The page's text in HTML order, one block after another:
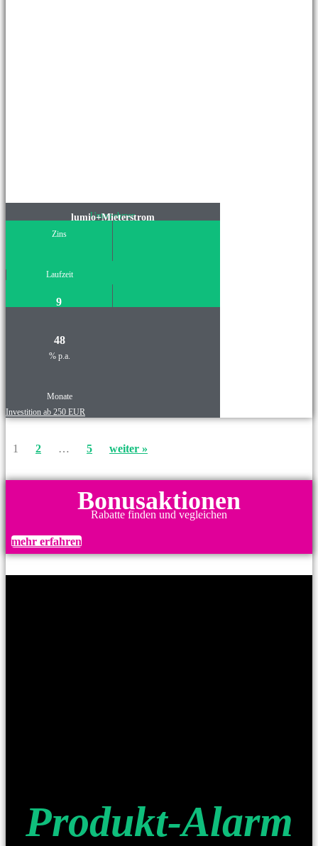
Unternehmen
lumio+Mieterstrom
Zins
Laufzeit
9
48
% p.a.
Monate
Investition ab 250 EUR
1 2 … 5 weiter »
Bonusaktionen
Rabatte finden und vegleichen
mehr erfahren
Produkt-Alarm